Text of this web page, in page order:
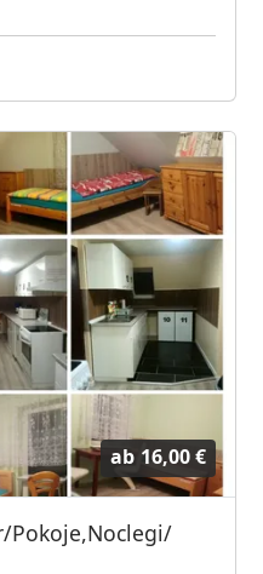
ab 16,00 €
Pokoje,Noclegi/